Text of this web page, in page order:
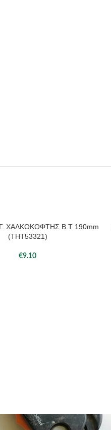
ΚΑΛΆΘΙ
ΧΑΛΚΟΚΟΦΤΗΣ Β.Τ 190mm
(THT53321)
€9.10